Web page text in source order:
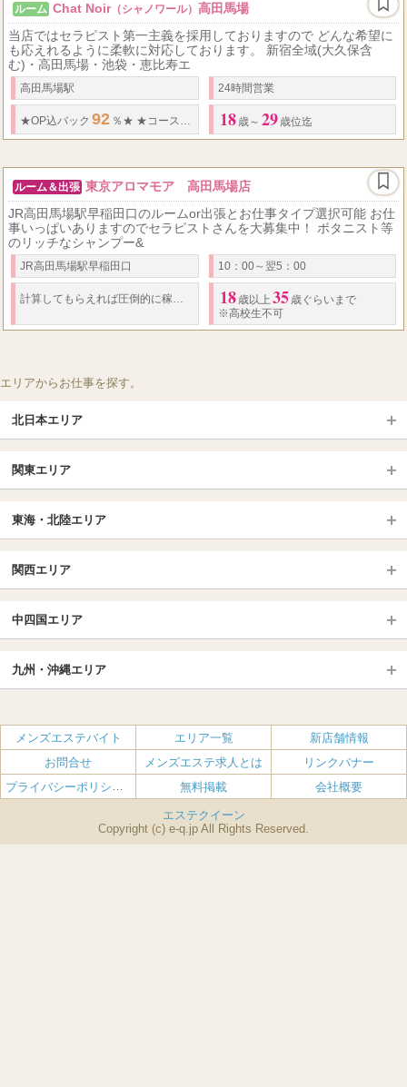
ルーム Chat Noir（シャノワール） 高田馬場
当店ではセラピスト第一主義を採用しておりますので どんな希望に
も応えれるように柔軟に対応しております。 新宿全域(大久保含
む)・高田馬場・池袋・恵比寿エ
高田馬場駅 24時間営業
★OP込バック 92 ％ ★ ★ コースバック 50％～ 70 ％★オプションフルバッ
18 歳～ 29 歳位迄
ルーム＆出張 東京アロマモア 高田馬場店
JR高田馬場駅早稲田口のルームor出張とお仕事タイプ選択可能 お仕
事いっぱいありますのでセラピストさんを大募集中！ ボタニスト等
のリッチなシャンプー&
JR高田馬場駅早稲田口 10：00～翌5：00
計算してもらえれば圧倒的に稼げる理由がわかります！ 60%バックで計算
18 歳以上 35 歳ぐらいまで
※高校生不可
エリアからお仕事を探す。
北日本エリア
北海道（札幌・旭川・函館）
青森
岩手 (盛岡・北上)
福島 (いわき・郡山)
山形
長野・松本・上田
群馬（伊勢崎・高崎・前橋）
関東エリア
大宮・浦和・川口
越谷・春日部
千葉TOP
松戸・柏
池袋・大塚
新宿
恵比寿・目黒・自由が丘
赤坂・麻布・六本木
品川・五反田・蒲田
銀座・東京・新橋
飯田橋・水道橋・市ヶ谷
神田・秋葉原・人形町
上野・鶯谷
赤羽・板橋
東海・北陸エリア
愛知（名古屋）
岐阜県
北陸
名古屋TOP
丸の内・久屋・高岳
大須・上前津・鶴舞
新栄町・東新町
千種・今池・黒川・大曽根
金山・熱田
一宮・津島・小牧
刈谷・安城・岡崎・豊橋
関西エリア
京都駅・伏見区
烏丸御池駅
四条烏丸・河原町・祇園四条
三条・京都市役所前
大阪エリア
梅田・北新地
肥後橋・淀屋橋・北浜
南森町・天満・京橋
日本橋（大阪市）
堺筋本町・本町
新大阪・十三・南方
中四国エリア
広島
岡山
香川（高松）
愛媛（松山）
徳島
高知
九州・沖縄エリア
福岡
佐賀
長崎
熊本
大分
鹿児島
メンズエステバイト エリア一覧
新店舗情報
お問合せ
メンズエステ求人とは
リンクバナー
プライバシーポリシー・利用規約
無料掲載 会社概要
エステクイーン
Copyright (c) e-q.jp All Rights Reserved.